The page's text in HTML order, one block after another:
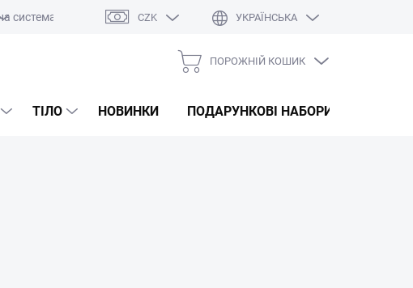
система Оцінка магазину
CZK УКРАЇНСЬКА
ДЛЯ
ПОРОЖНІЙ КОШИК
ТІЛО НОВИНКИ ПОДАРУНКОВІ НАБОРИ